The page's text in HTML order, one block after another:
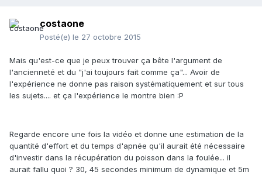
costaone
Posté(e) le 27 octobre 2015
Mais qu'est-ce que je peux trouver ça bête l'argument de
l'ancienneté et du "j'ai toujours fait comme ça"... Avoir de
l'expérience ne donne pas raison systématiquement et sur tous
les sujets.... et ça l'expérience le montre bien :P
Regarde encore une fois la vidéo et donne une estimation de la
quantité d'effort et du temps d'apnée qu'il aurait été nécessaire
d'investir dans la récupération du poisson dans la foulée... il
aurait fallu quoi ? 30, 45 secondes minimum de dynamique et 5m